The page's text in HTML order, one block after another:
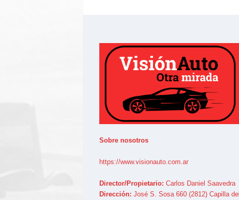
Sobre nosotros
https://www.visionauto.com.ar
Director/Propietario: Carlos Daniel Saavedra
Dirección: José S. Sosa 660 (2812) Capilla del